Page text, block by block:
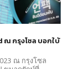
ณ กรุงโซล บอกใบ้
ณ กรุงโซล